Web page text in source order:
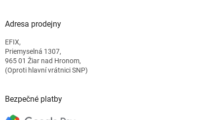
Adresa prodejny
EFIX,
Priemyselná 1307,
965 01 Žiar nad Hronom,
(Oproti hlavní vrátnici SNP)
Bezpečné platby